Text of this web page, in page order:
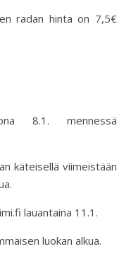
radan hinta on 7,5€
8.1. mennessä
käteisellä viimeistään
lauantaina 11.1.
luokan alkua.